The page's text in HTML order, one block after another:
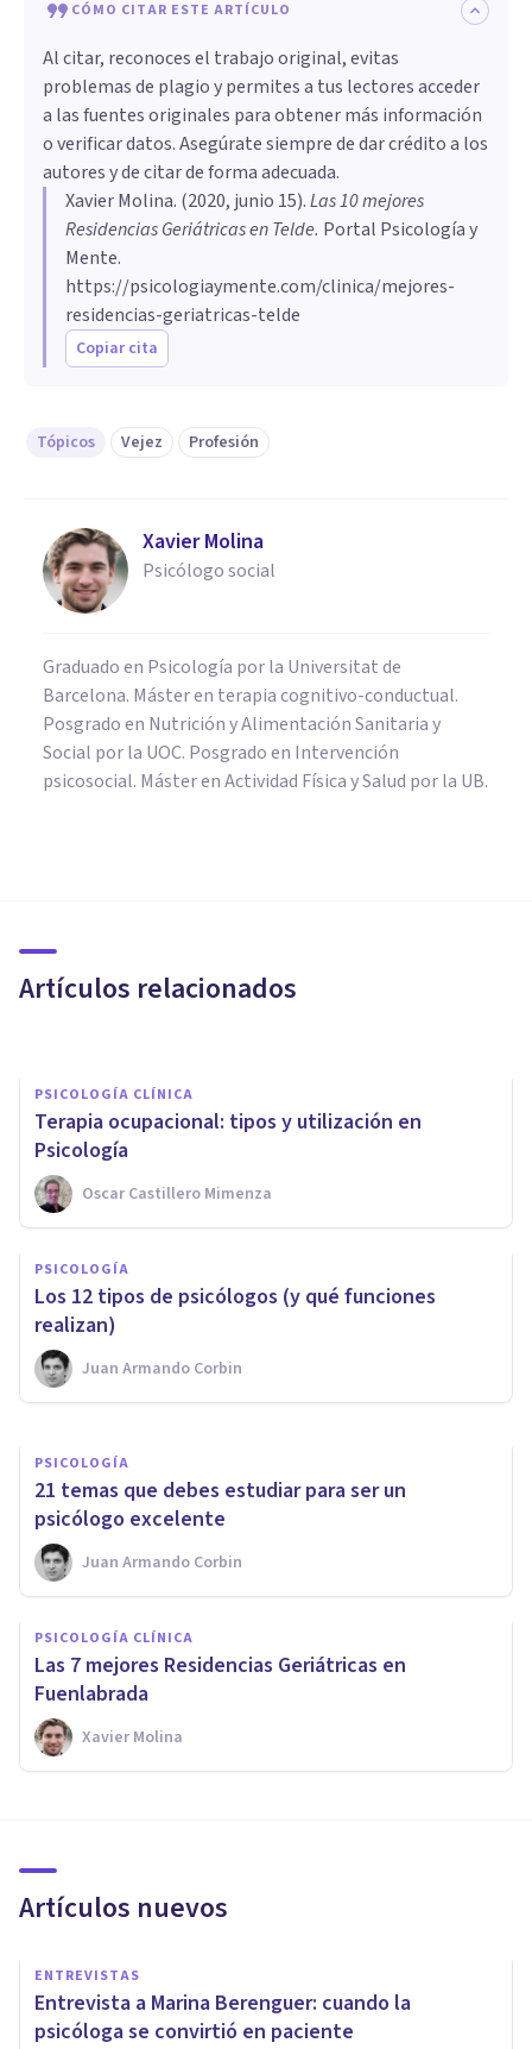
CÓMO CITAR ESTE ARTÍCULO
Al citar, reconoces el trabajo original, evitas
problemas de plagio y permites a tus lectores acceder
a las fuentes originales para obtener más información
o verificar datos. Asegúrate siempre de dar crédito a los
autores y de citar de forma adecuada.
Xavier Molina. (2020, junio 15).Las 10 mejores
Residencias Geriátricas en Telde. Portal Psicología y
Mente.
https://psicologiaymente.com/clinica/mejores-
residencias-geriatricas-telde
Copiar cita
Tópicos Vejez Profesión
Xavier Molina
Psicólogo social
Graduado en Psicología por la Universitat de
Barcelona. Máster en terapia cognitivo-conductual.
Posgrado en Nutrición y Alimentación Sanitaria y
Social por la UOC. Posgrado en Intervención
psicosocial. Máster en Actividad Física y Salud por la UB.
Artículos relacionados
startups de atención a
domicilio a personas mayores
PSICOLOGÍA CLÍNICA
Terapia ocupacional: tipos y utilización en
Psicología
Oscar Castillero Mimenza
PSICOLOGÍA
​Los 12 tipos de psicólogos (y qué funciones
realizan)
Juan Armando Corbin
PSICOLOGÍA
Los 13 beneficios de la
Psicología (y por qué es buena
idea ir al psicólogo)
Juan Armando Corbin
PSICOLOGÍA
21 temas que debes estudiar para ser un
psicólogo excelente
Juan Armando Corbin
PSICOLOGÍA CLÍNICA
Las 7 mejores Residencias Geriátricas en
Fuenlabrada
Xavier Molina
Artículos nuevos
ENTREVISTAS
Entrevista a Marina Berenguer: cuando la
psicóloga se convirtió en paciente